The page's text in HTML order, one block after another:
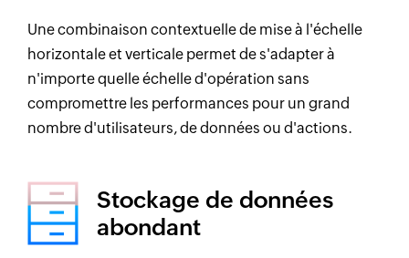
Une combinaison contextuelle de mise à l'échelle
horizontale et verticale permet de s'adapter à
n'importe quelle échelle d'opération sans
compromettre les performances pour un grand
nombre d'utilisateurs, de données ou d'actions.
Stockage de données
abondant